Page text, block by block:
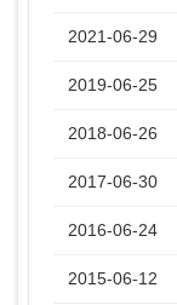
2021-06-29
2019-06-25
2018-06-26
2017-06-30
2016-06-24
2015-06-12